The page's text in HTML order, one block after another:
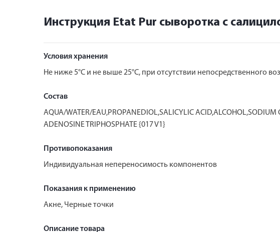
Инструкция Etat Pur сыворотка с
Условия хранения
Не ниже 5°С и не выше 25°С, при отсутствии непосредственного
Состав
AQUA/WATER/EAU,PROPANEDIOL,SALICYLIC
ADENOSINE TRIPHOSPHATE {017 V1}
Противопоказания
Индивидуальная непереносимость компонентов
Показания к применению
Акне, Черные точки
Описание товара